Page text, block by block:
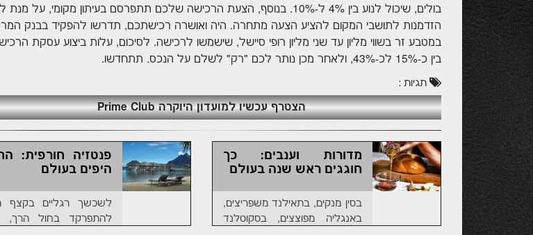
בולים, שיכול לנוע בין 4% ל-10%. בנוסף, הצעת הרכישה שלכם תתפרסם בעיתון מקומי, על
הזדמנות לתושבי המקום להציע הצעה מתחרה. היה ואושרה רכישתכם, תדרשו להפקיד בבנק
במטבע זר בשווי מליון עד שני מליון רופי סיישל, שישמשו לרכישה. לסיכום, עלות ביצוע עסקת
בין כ-15% לכ-43%, ולאחר מכן נותר לכם "רק" לשלם על הנכס. תתחדשו.
תגיות :
הצטרף עכשיו למועדון היוקרה Prime Club
מדורות וענבים: כך
חוגגים ראש שנה בעולם
בסין מנקים, בתאילנד משפריצים,
באנגליה מפוצצים, בסקוטלנד
פנטזיה חורפית:
היפים בעולם
לשכשך רגליים בקצף
להתפרקד בחול הרך,